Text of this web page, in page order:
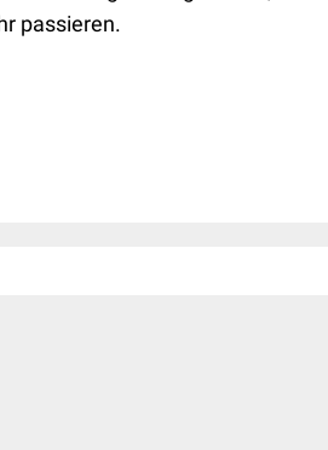
passieren.